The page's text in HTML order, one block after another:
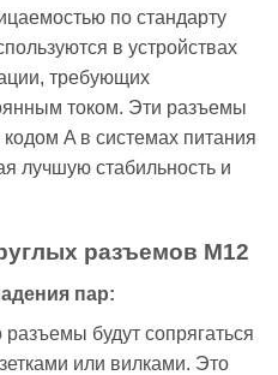
по стандарту
в устройствах
требующих
током. Эти разъемы
A в системах питания
лучшую стабильность и
разъемов M12
пар:
разъемы будут сопрягаться
или вилками. Это